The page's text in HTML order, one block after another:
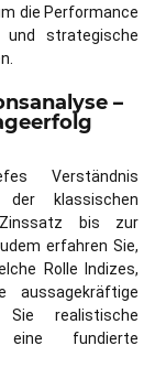
die Performance
strategische
–
Verständnis
klassischen
Zinssatz bis zur
erfahren Sie,
Rolle Indizes,
aussagekräftige
realistische
eine fundierte